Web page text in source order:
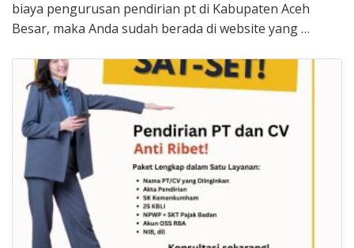
biaya pengurusan pendirian pt di Kabupaten Aceh
Besar, maka Anda sudah berada di website yang …